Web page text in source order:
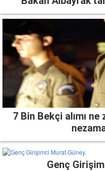
7 Bin Bekçi alımı
Genç